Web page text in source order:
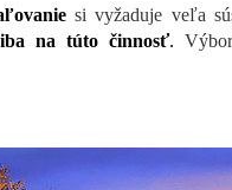
si vyžaduje veľa
na túto činnosť.